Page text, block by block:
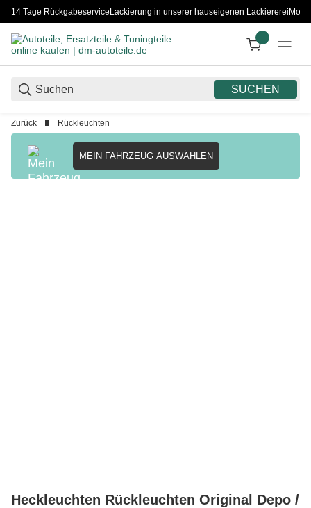
14 Tage RückgabeserviceLackierung in unserer hauseigenen Lackiererei
SUCHEN
Zurück Rückleuchten
MEIN FAHRZEUG AUSWÄHLEN
Heckleuchten Rückleuchten Original Depo /